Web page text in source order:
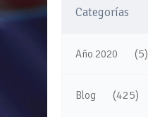
Categorías
Año 2020 (5)
Blog (425)